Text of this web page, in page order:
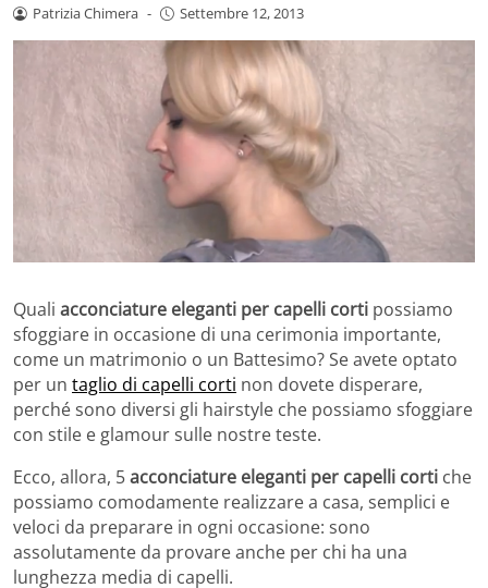
Patrizia Chimera - Settembre 12, 2013
Quali acconciature eleganti per capelli corti possiamo
sfoggiare in occasione di una cerimonia importante,
come un matrimonio o un Battesimo? Se avete optato
per un taglio di capelli corti non dovete disperare,
perché sono diversi gli hairstyle che possiamo sfoggiare
con stile e glamour sulle nostre teste.
Ecco, allora, 5acconciature eleganti per capelli corti che
possiamo comodamente realizzare a casa, semplici e
veloci da preparare in ogni occasione: sono
assolutamente da provare anche per chi ha una
lunghezza media di capelli.